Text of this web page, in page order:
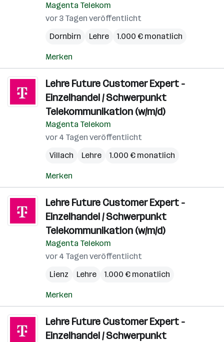
Magenta Telekom
vor 3 Tagen veröffentlicht
Dornbirn
Lehre 1.000 € monatlich
Merken
Lehre Future Customer Expert -
Einzelhandel / Schwerpunkt
Telekommunikation (w/m/d)
Magenta Telekom
vor 4 Tagen veröffentlicht
Villach
Lehre 1.000 € monatlich
Merken
Lehre Future Customer Expert -
Einzelhandel / Schwerpunkt
Telekommunikation (w/m/d)
Magenta Telekom
vor 4 Tagen veröffentlicht
Lienz
Lehre 1.000 € monatlich
Merken
Lehre Future Customer Expert -
Einzelhandel / Schwerpunkt